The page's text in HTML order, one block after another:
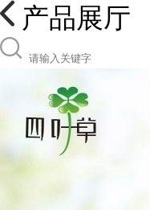
产品展厅